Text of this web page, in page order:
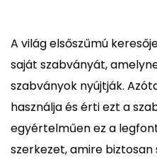
A világ elsőszűmú
saját szabványát,
szabványok nyújtják.
használja és érti ezt a
egyértelműen ez a
szerkezet, amire biztosan